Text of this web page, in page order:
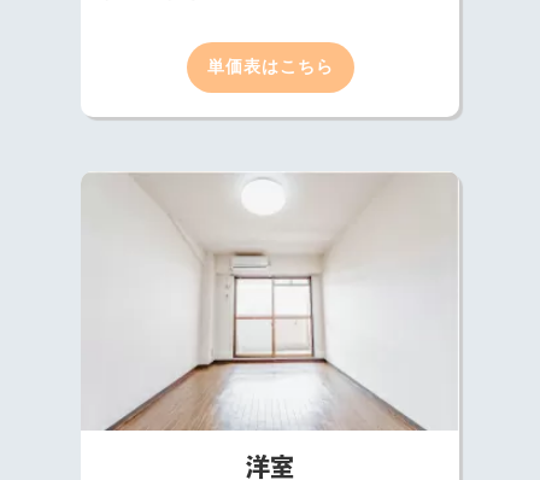
単価表はこちら
洋室